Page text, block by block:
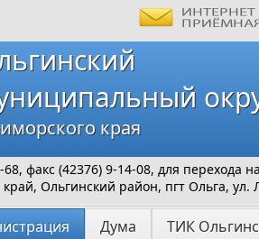
края
68, факс (42376) 9-14-08, для перехода
Ольгинский район, пгт Ольга, ул.
Дума ТИК